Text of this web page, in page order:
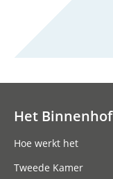
Het Binnenhof
Hoe werkt het
Tweede Kamer